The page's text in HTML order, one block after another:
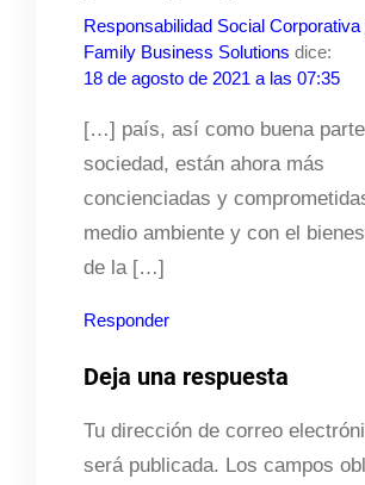
Responsabilidad Social
Family Business Solutions dice:
18 de agosto de 2021 a las 07:35
[…] país, así como buena
sociedad, están ahora más
concienciadas y
medio ambiente y con el
de la […]
Responder
Deja una respuesta
Tu dirección de correo
será publicada. Los campos